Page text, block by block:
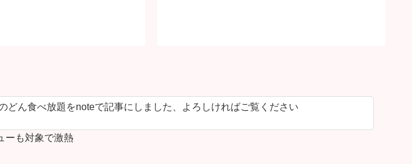
ん食べ放題をnoteで記事にしました、よろしければご覧ください
ーも対象で激熱